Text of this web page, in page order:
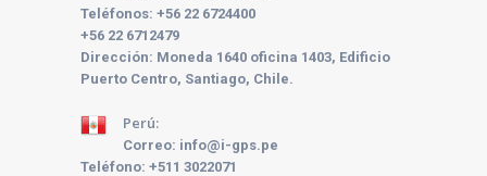
Teléfonos: +56 22 6724400
+56 22 6712479
Dirección: Moneda 1640 oficina 1403, Edificio
Puerto Centro, Santiago, Chile.
Perú:
Correo: info@i-gps.pe
Teléfono: +511 3022071